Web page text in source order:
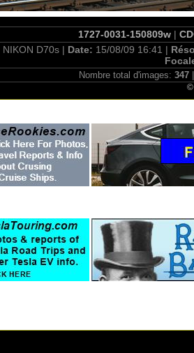
1727-0031-150809w|
NIKON D70s | Date: 15/08/09 16:41 |
Nombre total d'images: 347|
©